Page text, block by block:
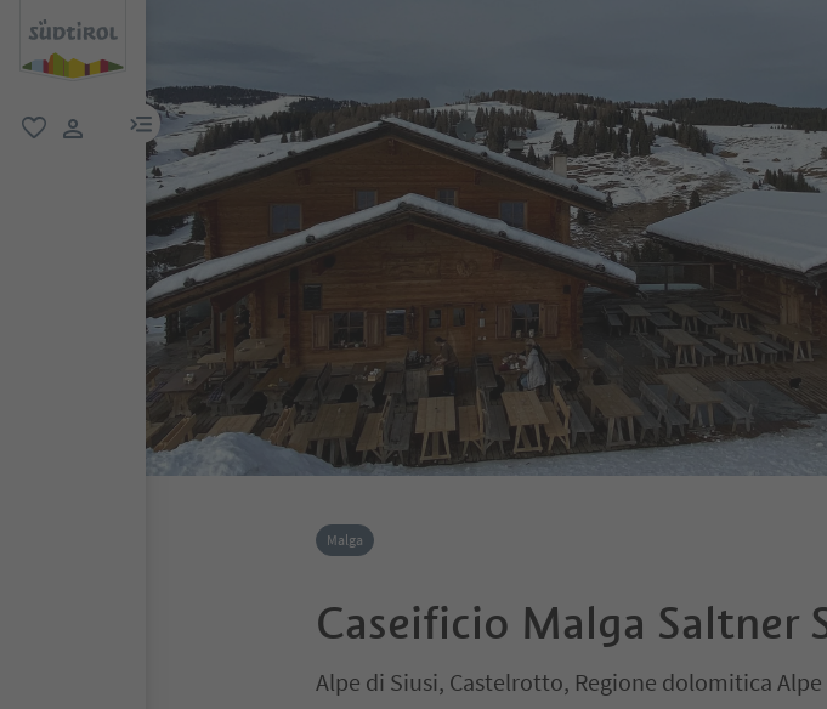
menu link
Malga
Caseificio Malga Saltner
Alpe di Siusi, Castelrotto, Regione dolomitica Alpe